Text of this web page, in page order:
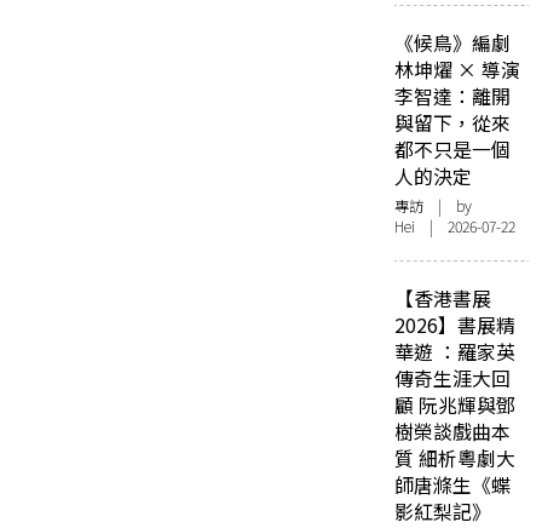
《候鳥》編劇
林坤燿 × 導演
李智達：離開
與留下，從來
都不只是一個
人的決定
專訪 | by
Hei | 2026-07-22
【香港書展
2026】書展精
華遊 ：羅家英
傳奇生涯大回
顧 阮兆輝與鄧
樹榮談戲曲本
質 細析粵劇大
師唐滌生《蝶
影紅梨記》